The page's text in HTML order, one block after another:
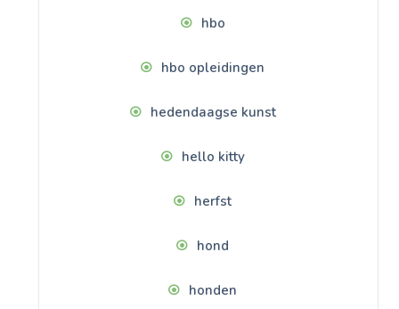
hbo
hbo opleidingen
hedendaagse kunst
hello kitty
herfst
hond
honden